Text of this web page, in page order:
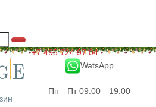
+7 495 724 97 04
WatsApp
Пн—Пт 09:00—19:00